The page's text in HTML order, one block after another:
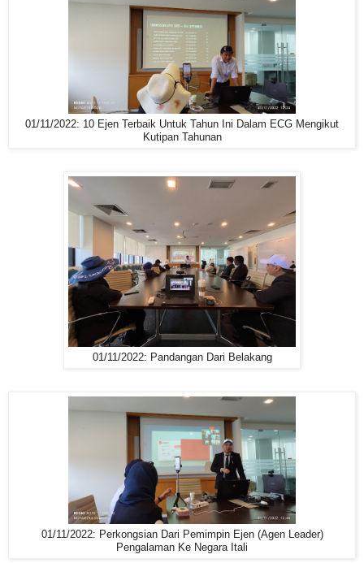
01/11/2022: 10 Ejen Terbaik Untuk Tahun Ini Dalam ECG Mengikut
Kutipan Tahunan
01/11/2022: Pandangan Dari Belakang
01/11/2022: Perkongsian Dari Pemimpin Ejen (Agen Leader)
Pengalaman Ke Negara Itali